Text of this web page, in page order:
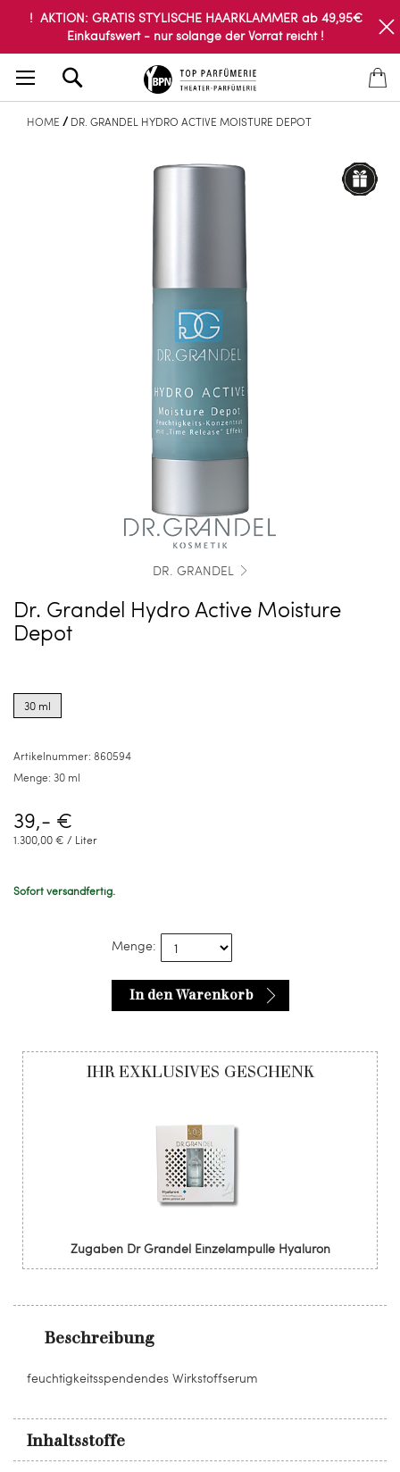
! AKTION: GRATIS STYLISCHE HAARKLAMMER ab 49,95€
Einkaufswert - nur solange der Vorrat reicht !
HOME DR. GRANDEL HYDRO ACTIVE MOISTURE DEPOT
DR. GRANDEL
Dr. Grandel Hydro Active Moisture
Depot
options
for30 ml
Artikelnummer: 860594
Menge: 30 ml
39,- €
1.300,00 € / Liter
Sofort versandfertig.
Menge:
In den Warenkorb
Beschreibung
feuchtigkeitsspendendes Wirkstoffserum
Inhaltsstoffe
IHR EXKLUSIVES GESCHENK
Zugaben Dr Grandel Einzelampulle Hyaluron